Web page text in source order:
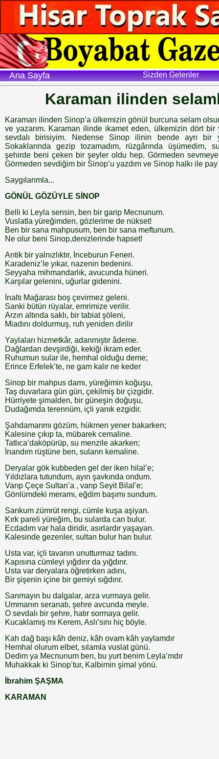
Sizden Gelenler
Ana Sayfa
Karaman ilinden
Karaman ilinden Sinop’a ülkemizin gönül burcuna selam
ve yazarım. Karaman ilinde ikamet eden, ülkemizin dört bir
sevdalı birisiyim. Nedense Sinop ilinin bende ayrı bir
Sokaklarında gezip tozamadım, rüzgârında üşümedim,
şehirde beni çeken bir şeyler oldu hep. Görmeden
Görmeden sevdiğim bir Sinop’u yazdım ve Sinop halkı ile
Saygılarımla...
GÖNÜL GÖZÜYLE SİNOP
Belli ki Leyla sensin, ben bir garip Mecnunum.
Vuslatla yüreğimden, gözlerime de nükset!
Ben bir sana mahpusum, ben bir sana meftunum.
Ne olur beni Sinop,denizlerinde hapset!
Antik bir yalnızlıktır, İnceburun Feneri.
Karadeniz’le yıkar, nazenin bedenini.
Seyyaha mihmandarlık, avucunda hüneri.
Karşılar gelenini, uğurlar gidenini.
İnaltı Mağarası boş çevirmez geleni.
Sanki bütün rüyalar, emrimize verilir.
Arzın altında saklı, bir tabiat şöleni,
Miadını doldurmuş, ruh yeniden dirilir
Yaylaları hizmetkâr, adanmıştır âdeme.
Dağlardan devşirdiği, kekiği ikram eder.
Ruhumun sular ile, hemhal olduğu deme;
Erince Erfelek’te, ne gam kalır ne keder
Sinop bir mahpus damı, yüreğimin koğuşu,
Taş duvarlara gün gün, çekilmiş bir çizgidir.
Hürriyete şimalden, bir güneşin doğuşu,
Dudağımda terennüm, içli yanık ezgidir.
Şahdamarımı gözüm, hükmen yener bakarken;
Kalesine çıkıp ta, mübarek cemaline.
Tatlıca’daköpürüp, su menzile akarken;
İnandım rüştüne ben, suların kemaline.
Deryalar gök kubbeden gel der iken hilal’e;
Yıldızlara tutundum, ayın şavkında ondum.
Varıp Çeçe Sultan’a , varıp Seyit Bilal’e;
Gönlümdeki meramı, eğdim başımı sundum.
Sarıkum zümrüt rengi, cümle kuşa aşiyan.
Kırk pareli yüreğim, bu sularda can bulur.
Ecdadım var hala diridir, asırlardır yaşayan.
Kalesinde gezenler, sultan bulur han bulur.
Usta var, içli tavanın unutturmaz tadını.
Kapısına cümleyi yığdırır da yığdırır.
Usta var deryalara öğretirken adını,
Bir şişenin içine bir gemiyi sığdırır.
Sanmayın bu dalgalar, arza vurmaya gelir.
Ummanın seranatı, şehre avcunda meyle.
O sevdalı bir şehre, hatır sormaya gelir.
Kucaklamış mı Kerem, Aslı’sını hiç böyle.
Kah dağ başı kâh deniz, kâh ovam kâh yaylamdır
Hemhal olurum elbet, sılamla vuslat günü.
Dedim ya Mecnunum ben, bu yurt benim Leyla’mdır
Muhakkak ki Sinop’tur, Kalbimin şimal yönü.
İbrahim ŞAŞMA
KARAMAN